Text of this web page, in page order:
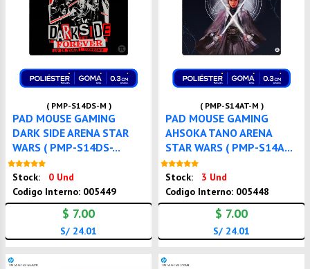
( PMP-S14DS-M )
PAD MOUSE GAMING
DARK SIDE ARENA STAR
WARS ( PMP-S14DS-...
Stock:
0 Und
Codigo Interno: 005449
$ 7.00
S/ 24.01
( PMP-S14AT-M )
PAD MOUSE GAMING
AHSOKA TANO ARENA
STAR WARS ( PMP-S14A...
Stock:
3 Und
Codigo Interno: 005448
$ 7.00
S/ 24.01